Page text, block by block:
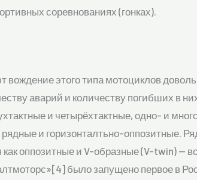
соревнованиях (гонках).
вождение этого типа мотоциклов
аварий и количеству погибших в
и четырёхтактные, одно- и
и горизонталтьно-оппозитные.
как оппозитные и V-образные (V-twin)
было запущено первое в